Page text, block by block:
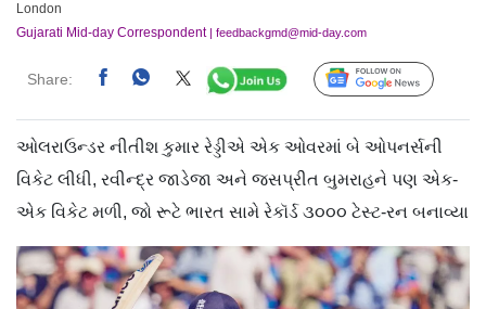
London
Gujarati Mid-day Correspondent| feedbackgmd@mid-day.com
Share: Follow Us
ઓલરાઉન્ડર નીતીશ કુમાર રેડ્ડીએ એક ઓવરમાં બે ઓપનર્સની
વિકેટ લીધી, રવીન્દ્ર જાડેજા અને જસપ્રીત બુમરાહને પણ એક-
એક વિકેટ મળી, જો રૂટે ભારત સામે રેકૉર્ડ ૩૦૦૦ ટેસ્ટ-રન બનાવ્યા